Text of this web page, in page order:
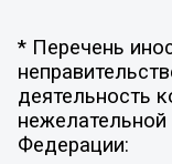
* Перечень
деятельность
нежелательной
Федерации: